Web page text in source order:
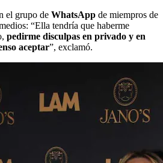
el grupo de WhatsApp de miempros de
“Ella tendría que haberme
pedirme disculpas en privado y en
aceptar”, exclamó.